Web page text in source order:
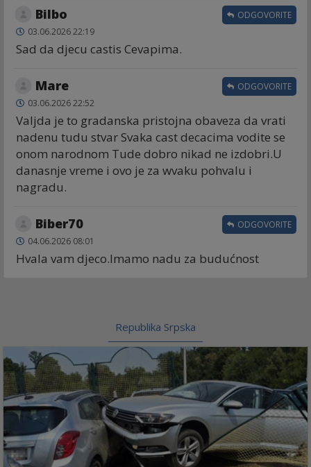
Bilbo
03.06.2026 22:19
Sad da djecu castis Cevapima.
ODGOVORITE
Mare
03.06.2026 22:52
Valjda je to gradanska pristojna obaveza da vrati
nadenu tudu stvar Svaka cast decacima vodite se
onom narodnom Tude dobro nikad ne izdobri.U
danasnje vreme i ovo je za wvaku pohvalu i
nagradu.
ODGOVORITE
Biber70
04.06.2026 08:01
Hvala vam djeco.Imamo nadu za budućnost
ODGOVORITE
Republika Srpska